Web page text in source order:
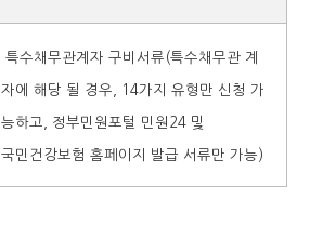
특수채무관계자 구비서류(특수채무관 계
자에 해당 될 경우, 14가지 유형만 신청 가
능하고, 정부민원포털 민원24 및
국민건강보험 홈페이지 발급 서류만 가능)